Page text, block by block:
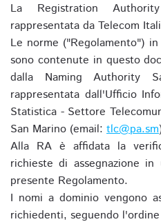
La Registration
rappresentata da Telecom
Le norme ("Regolamento")
sono contenute in questo
dalla Naming Authority
rappresentata dall'Ufficio
Statistica - Settore
San Marino (email: tlc@pa.sm
Alla RA è affidata la
richieste di assegnazione
presente Regolamento.
I nomi a dominio vengono
richiedenti, seguendo